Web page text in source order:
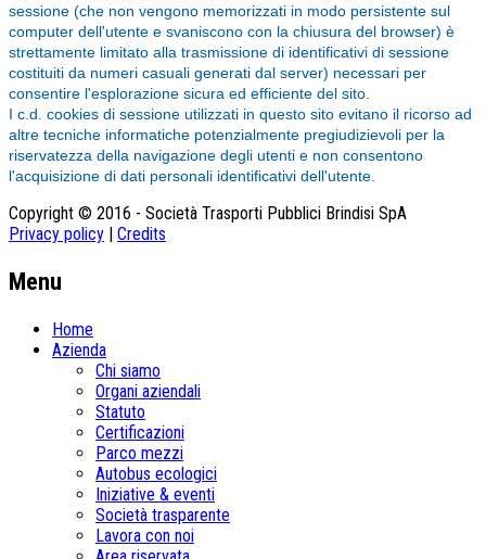
sessione (che non vengono memorizzati in modo persistente sul
computer dell'utente e svaniscono con la chiusura del browser) è
strettamente limitato alla trasmissione di identificativi di sessione
costituiti da numeri casuali generati dal server) necessari per
consentire l'esplorazione sicura ed efficiente del sito.
I c.d. cookies di sessione utilizzati in questo sito evitano il ricorso ad
altre tecniche informatiche potenzialmente pregiudizievoli per la
riservatezza della navigazione degli utenti e non consentono
l'acquisizione di dati personali identificativi dell'utente.
Copyright © 2016 - Società Trasporti Pubblici Brindisi SpA
Privacy policy | Credits
Menu
Home
Azienda
Chi siamo
Organi aziendali
Statuto
Certificazioni
Parco mezzi
Autobus ecologici
Iniziative & eventi
Società trasparente
Lavora con noi